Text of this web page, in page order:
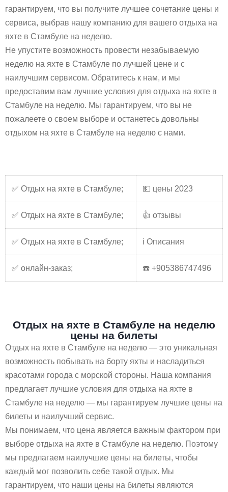
гарантируем, что вы получите лучшее сочетание цены и
сервиса, выбрав нашу компанию для вашего отдыха на
яхте в Стамбуле на неделю.
Не упустите возможность провести незабываемую
неделю на яхте в Стамбуле по лучшей цене и с
наилучшим сервисом. Обратитесь к нам, и мы
предоставим вам лучшие условия для отдыха на яхте в
Стамбуле на неделю. Мы гарантируем, что вы не
пожалеете о своем выборе и останетесь довольны
отдыхом на яхте в Стамбуле на неделю с нами.
✅ Отдых на яхте в Стамбуле; 💵 цены 2023
✅ Отдых на яхте в Стамбуле; 👍 отзывы
✅ Отдых на яхте в Стамбуле; ℹ️ Описания
✅ онлайн-заказ; ☎️ +905386747496
Отдых на яхте в Стамбуле на неделю
цены на билеты
Отдых на яхте в Стамбуле на неделю — это уникальная
возможность побывать на борту яхты и насладиться
красотами города с морской стороны. Наша компания
предлагает лучшие условия для отдыха на яхте в
Стамбуле на неделю — мы гарантируем лучшие цены на
билеты и наилучший сервис.
Мы понимаем, что цена является важным фактором при
выборе отдыха на яхте в Стамбуле на неделю. Поэтому
мы предлагаем наилучшие цены на билеты, чтобы
каждый мог позволить себе такой отдых. Мы
гарантируем, что наши цены на билеты являются